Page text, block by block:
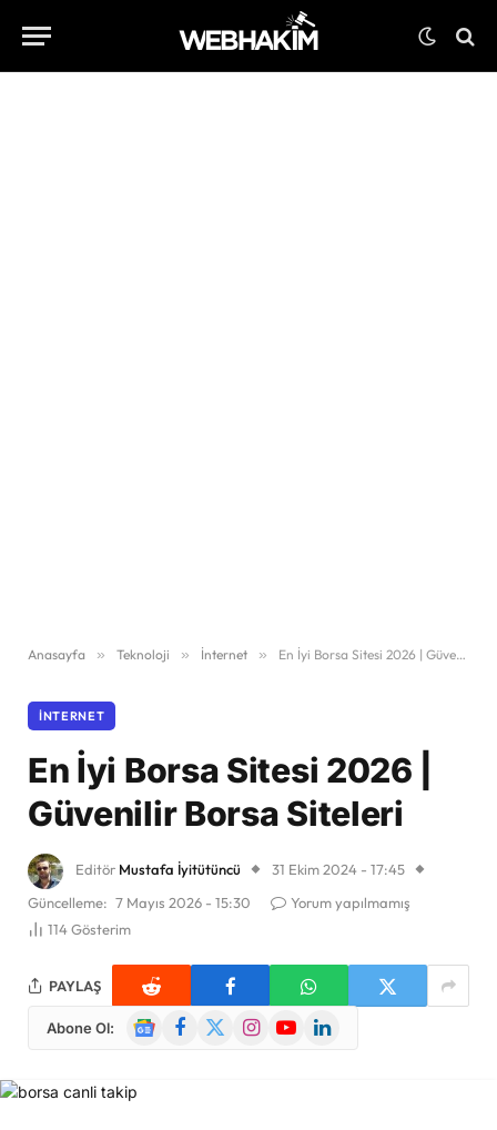
Anasayfa » Teknoloji » İnternet » En İyi Borsa Sitesi 2026 | Güvenilir Borsa Siteleri
İNTERNET
En İyi Borsa Sitesi 2026 |
Güvenilir Borsa Siteleri
Editör Mustafa İyitütüncü
31 Ekim 2024 - 17:45
Güncelleme: 7 Mayıs 2026 - 15:30
Yorum yapılmamış
114Gösterim
PAYLAŞ
Abone Ol:
GoogleFacebook
X
InstagramYouTubeLinkedIn